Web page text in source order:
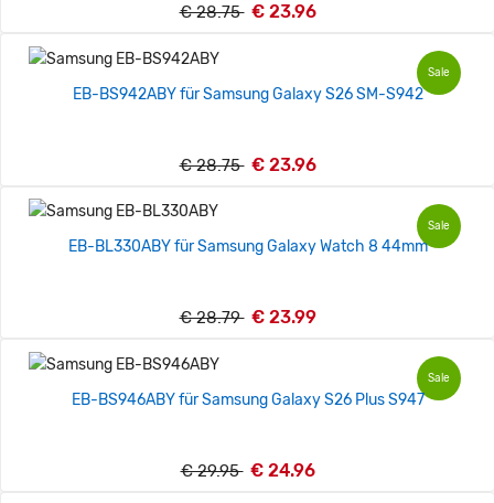
€ 28.75 € 23.96
Sale
EB-BS942ABY für Samsung Galaxy S26 SM-S942
€ 28.75 € 23.96
Sale
EB-BL330ABY für Samsung Galaxy Watch 8 44mm
€ 28.79 € 23.99
Sale
EB-BS946ABY für Samsung Galaxy S26 Plus S947
€ 29.95 € 24.96